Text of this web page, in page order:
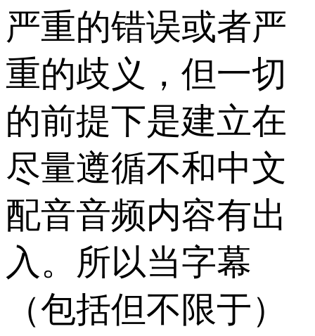
严重的错误或者严
重的歧义，但一切
的前提下是建立在
尽量遵循不和中文
配音音频内容有出
入。所以当字幕
（包括但不限于）